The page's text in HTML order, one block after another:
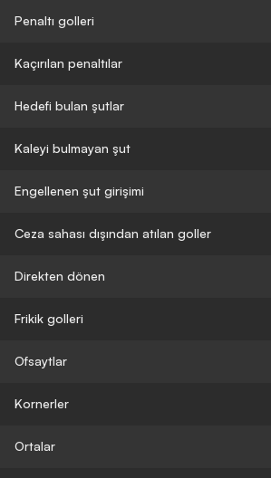
Penaltı golleri
Kaçırılan penaltılar
Hedefi bulan şutlar
Kaleyi bulmayan şut
Engellenen şut girişimi
Ceza sahası dışından atılan goller
Direkten dönen
Frikik golleri
Ofsaytlar
Kornerler
Ortalar